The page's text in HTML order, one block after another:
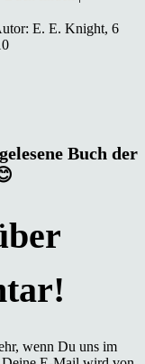
E. E. Knight, 6
Buch der
wenn Du uns im